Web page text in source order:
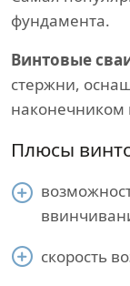
фундамента.
Винтовые
стержни,
наконечником
Плюсы
скорость